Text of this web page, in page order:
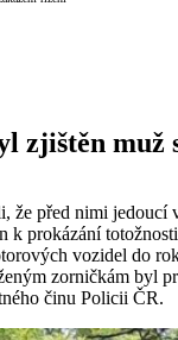
muž
že před nimi
k prokázání
vozidel do
zorničkám byl
činu Policii ČR.